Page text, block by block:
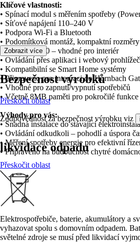
Klíčové vlastnosti:
• Spínací modul s měřením spotřeby
• Síťové napájení 110–240 V
• Podpora Wi-Fi a Bluetooth
• Podomítková montáž, kompaktní rozměry
• Ochrana IP20 – vhodné pro interiér
• Ovládání přes aplikaci i webový prohlížeč
• Kompatibilní se Smart Home systémy
• Připraveno pro integraci do Hornbach
• Vhodné pro zapnutí/vypnutí spotřebičů
• Včetně 8MB paměti pro pokročilé funkce
Výhody pro vás:
• Snadná instalace do stávající
• Ovládání odkudkoli – pohodlí a úspora
• Měření spotřeby energie pro efektivní
• Připraveno na budoucnost chytré
Zobrazit více
Bezpečnost výrobků
Přeskočit oblast
Zodpovědnost za bezpečnost výrobku viz
likvidace odpadu
Přeskočit oblast
Elektrospotřebiče, baterie, akumulátory a
vyhazovat spolu s domovním odpadem.
světelné zdroje se musí před likvidací